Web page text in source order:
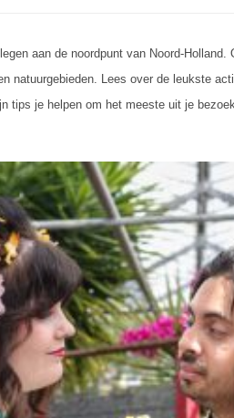
aan de noordpunt van Noord-
natuurgebieden. Lees over de leukste
tips je helpen om het meeste uit je